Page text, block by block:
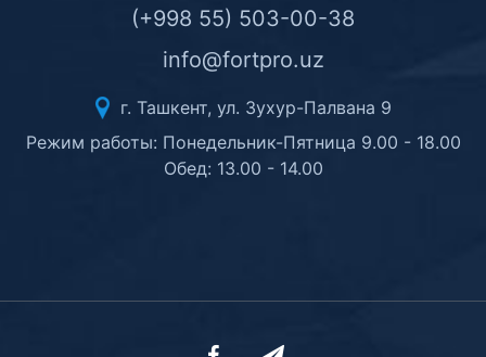
(+998 55) 503-00-38
info@fortpro.uz
г. Ташкент, ул. Зухур-Палвана 9
Режим работы: Понедельник-Пятница 9.00 - 18.00
Обед: 13.00 - 14.00